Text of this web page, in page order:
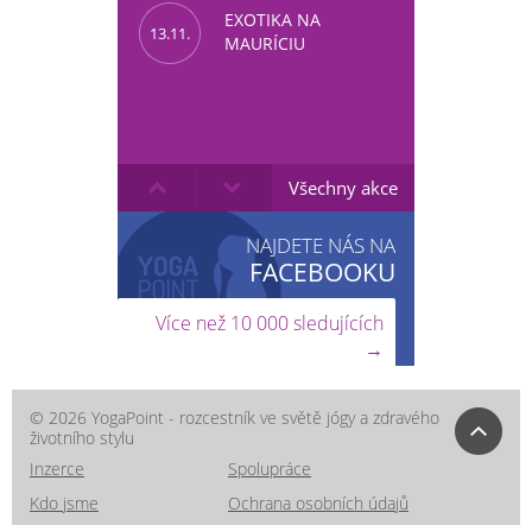
13.11.
EXOTIKA NA
MAURÍCIU
Všechny akce
NAJDETE NÁS NA
FACEBOOKU
Více než 10 000 sledujících
→
© 2026 YogaPoint - rozcestník ve světě jógy a zdravého
životního stylu
Inzerce
Spolupráce
Kdo jsme
Ochrana osobních údajů